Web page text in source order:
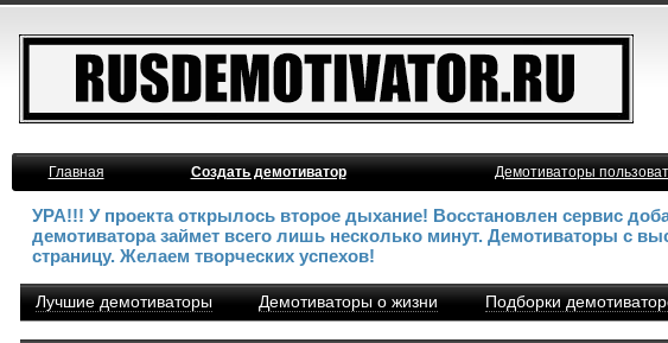
Главная
Создать демотиватор Демотиваторы
УРА!!! У проекта открылось второе дыхание! Восстановлен сервис
демотиватора займет всего лишь несколько минут. Демотиваторы с
страницу. Желаем творческих успехов!
Лучшие демотиваторы Демотиваторы о жизни Подборки